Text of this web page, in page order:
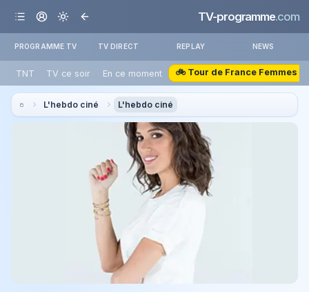
TV-programme.com
PROGRAMME TV TV DIRECT REPLAY NEWS
TNT TV ce soir En ce moment 🚲 Tour de France Femmes
L'hebdo ciné L'hebdo ciné